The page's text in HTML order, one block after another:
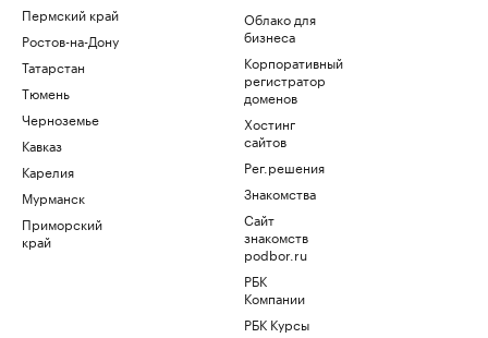
Пермский край
Ростов-на-Дону
Татарстан
Тюмень
Черноземье
Кавказ
Карелия
Мурманск
Приморский
край
Облако для
бизнеса
Корпоративный
регистратор
доменов
Хостинг
сайтов
Рег.решения
Знакомства
Сайт
знакомств
podbor.ru
РБК
Компании
РБК Курсы